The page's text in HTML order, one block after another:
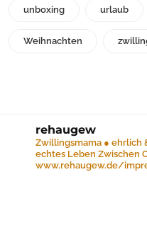
unboxing urlaub
Weihnachten
rehaugew
Zwillingsmama ● ehrlich
echtes Leben Zwischen
www.rehaugew.de/